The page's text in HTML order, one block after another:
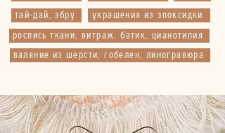
украшения из эпоксидки
тай-дай, эбру
роспись ткани, витраж, батик, цианотипия
валяние из шерсти, гобелен, линогравюра